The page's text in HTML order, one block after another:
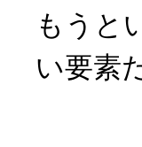
もうと
い要素